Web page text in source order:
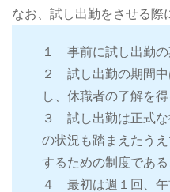
なお、試し出勤をさせる際
１ 事前に試し出勤の
２ 試し出勤の期間中
し、休職者の了解を得
３ 試し出勤は正式な
の状況も踏まえたう
するための制度であ
４ 最初は週１回、午